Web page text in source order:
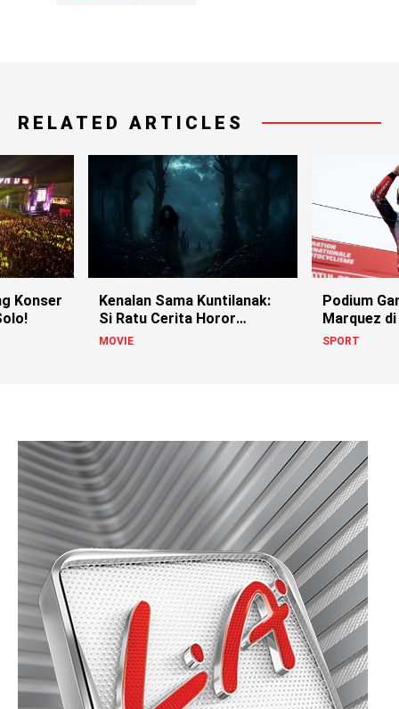
RELATED ARTICLES
Konser
Kenalan Sama Kuntilanak:
Si Ratu Cerita Horor
Indonesia!
MOVIE
Podium
Marquez
SPORT